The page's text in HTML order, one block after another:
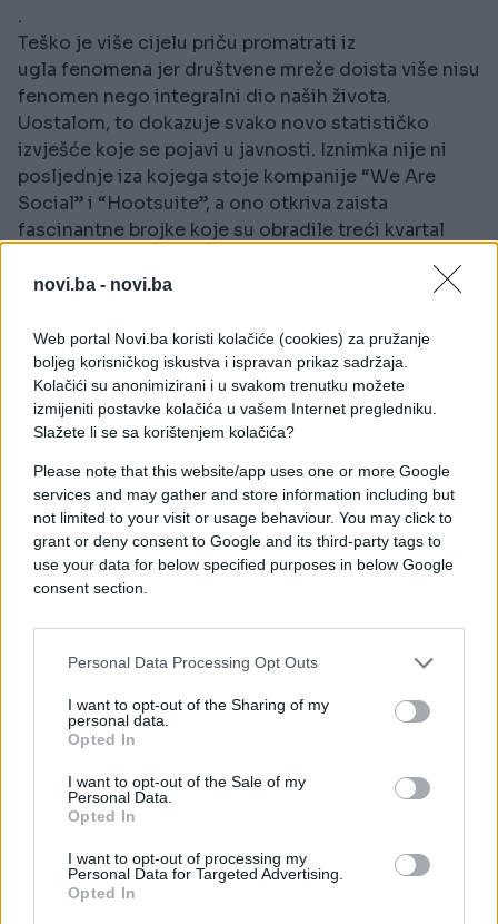
novi.ba - novi.ba
Web portal Novi.ba koristi kolačiće (cookies) za pružanje
boljeg korisničkog iskustva i ispravan prikaz sadržaja.
Kolačići su anonimizirani i u svakom trenutku možete
izmijeniti postavke kolačića u vašem Internet pregledniku.
Slažete li se sa korištenjem kolačića?
Please note that this website/app uses one or more Google
services and may gather and store information including but
not limited to your visit or usage behaviour. You may click to
grant or deny consent to Google and its third-party tags to
use your data for below specified purposes in below Google
consent section.
Personal Data Processing Opt Outs
I want to opt-out of the Sharing of my
personal data.
Opted In
I want to opt-out of the Sale of my
Personal Data.
Opted In
I want to opt-out of processing my
Personal Data for Targeted Advertising.
Opted In
.
Teško je više cijelu priču promatrati iz
ugla fenomena jer društvene mreže doista više nisu
fenomen nego integralni dio naših života.
Uostalom, to dokazuje svako novo statističko
izvješće koje se pojavi u javnosti. Iznimka nije ni
posljednje iza kojega stoje kompanije “We Are
Social” i “Hootsuite”, a ono otkriva zaista
fascinantne brojke koje su obradile treći kvartal
izgledaju ovako: na svijetu trenutačno ima 7.524
otprilike polovica, odnosno 3.819 milijardi. Aktivnih
korisnika društvenih mreža ima 3.028 milijardi, a od
toga čak 2.780 milijardi koristi društvene mreže sa
svojih mobilnih uređaja.
Primjetan je i trend povećanja ukupnog broja
korisnika u svim obrađenim kategorijama u odnosu
na posljednje izvješće iz travnja ove godine. Tako je
broj korisnika interneta na globalnoj razini povećan
za 0.2% (povećanje od 8 milijuna korisnika), broj
aktivnih korisnika društvenih mreža za 4% (121
milijun), broj korisnika mobilnih uređaja za 2% (92
milijuna), a broj aktivnih korisnika društvenih mreža
ukupnog broja korisnika pojedine društvene mreže,
na vrhu se gotovo ništa nije promijenilo…
Najpopularnija društvena mreža na svijetu i dalje je
Facebook koji koristi 2.047 milijardi ljudi, druga je
korisnika, među prvih su pet još WhatsApp i
Facebook Messenger, oba s po 1.2 milijardi